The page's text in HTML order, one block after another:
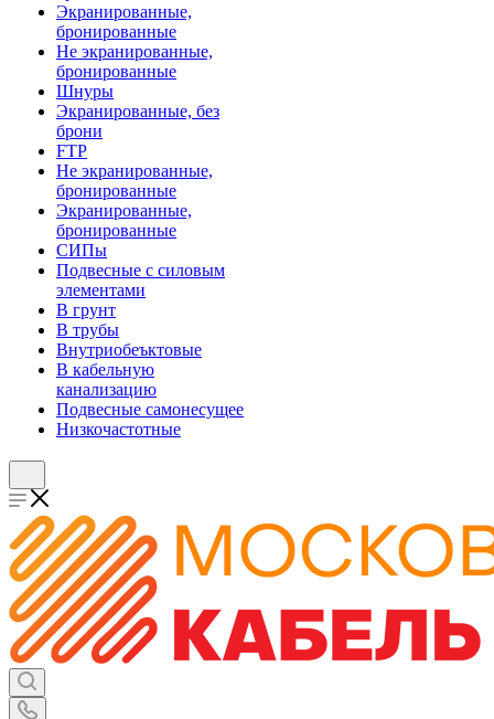
Экранированные,
бронированные
Не экранированные,
бронированные
Шнуры
Экранированные, без
брони
FTP
Не экранированные,
бронированные
Экранированные,
бронированные
СИПы
Подвесные с силовым
элементами
В грунт
В трубы
Внутриобеъктовые
В кабельную
канализацию
Подвесные самонесущее
Низкочастотные